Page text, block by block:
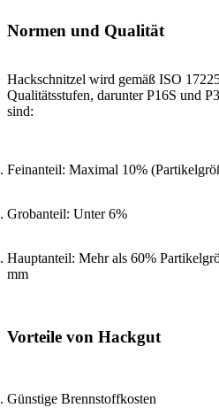
Normen und Qualität
Hackschnitzel wird gemäß ISO
Qualitätsstufen, darunter P16S und
sind:
Feinanteil: Maximal 10%
Grobanteil: Unter 6%
Hauptanteil: Mehr als 60%
mm
Vorteile von Hackgut
Günstige Brennstoffkosten